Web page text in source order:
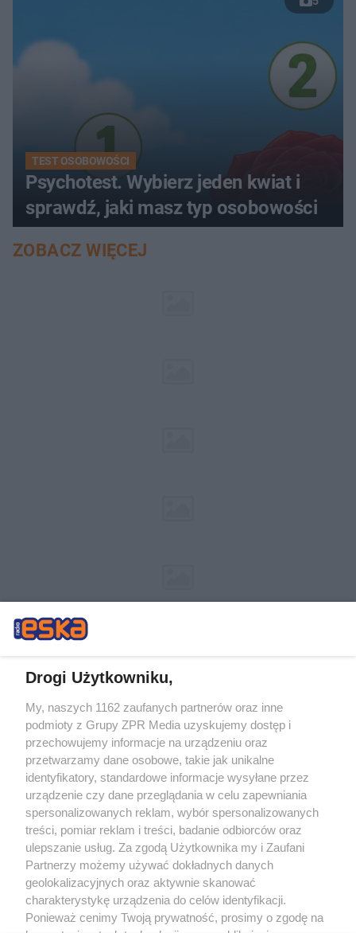
TEST OSOBOWOŚCI
Psychotest. Wybierz jeden kwiat i
sprawdź, jaki masz typ osobowości
ZOBACZ WIĘCEJ
Żaden utwór zamieszczony w serwisie nie może być powielany i
rozpowszechniany lub dalej rozpowszechniany w jakikolwiek sposób (w
tym także elektroniczny lub mechaniczny) na jakimkolwiek polu
eksploatacji w jakiejkolwiek formie, włącznie z umieszczaniem w Internecie
bez pisemnej zgody właściciela praw. Jakiekolwiek użycie lub
wykorzystanie utworów w całości lub w części z naruszeniem prawa, tzn.
bez właściwej zgody, jest zabronione pod groźbą kary i może być ścigane
prawnie.
O nas
Drogi Użytkowniku,
My, naszych 1162 zaufanych partnerów oraz inne
podmioty z Grupy ZPR Media uzyskujemy dostęp i
przechowujemy informacje na urządzeniu oraz
przetwarzamy dane osobowe, takie jak unikalne
identyfikatory, standardowe informacje wysyłane przez
urządzenie czy dane przeglądania w celu zapewniania
spersonalizowanych reklam, wybór spersonalizowanych
treści, pomiar reklam i treści, badanie odbiorców oraz
ulepszanie usług. Za zgodą Użytkownika my i Zaufani
Partnerzy możemy używać dokładnych danych
geolokalizacyjnych oraz aktywnie skanować
charakterystykę urządzenia do celów identyfikacji.
Ponieważ cenimy Twoją prywatność, prosimy o zgodę na